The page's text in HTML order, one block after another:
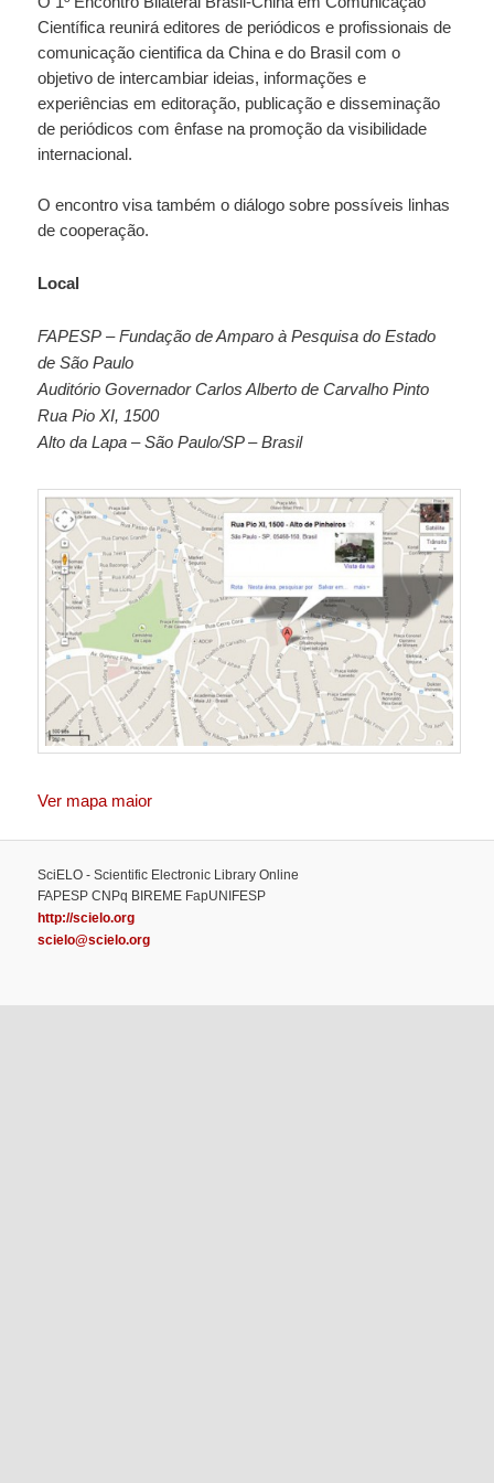
Científica reunirá editores de periódicos e profissionais de
comunicação cientifica da China e do Brasil com o
objetivo de intercambiar ideias, informações e
experiências em editoração, publicação e disseminação
de periódicos com ênfase na promoção da visibilidade
internacional.
O encontro visa também o diálogo sobre possíveis linhas
de cooperação.
Local
FAPESP – Fundação de Amparo à Pesquisa do Estado
de São Paulo
Auditório Governador Carlos Alberto de Carvalho Pinto
Rua Pio XI, 1500
Alto da Lapa – São Paulo/SP – Brasil
Ver mapa maior
SciELO - Scientific Electronic Library Online
FAPESP CNPq BIREME FapUNIFESP
http://scielo.org
scielo@scielo.org